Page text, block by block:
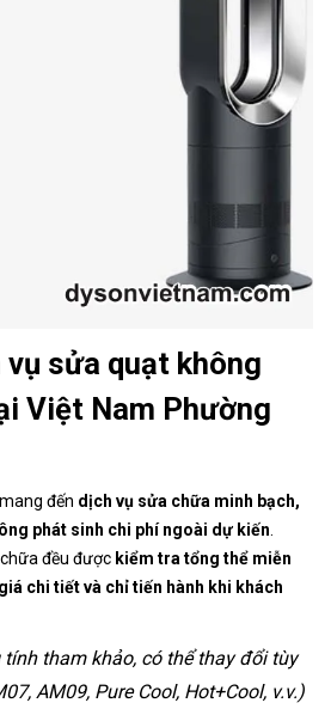
sửa quạt không
Việt Nam Phường
đến dịch vụ sửa chữa minh bạch,
phát sinh chi phí ngoài dự kiến.
đều được kiểm tra tổng thể miễn
chi tiết và chỉ tiến hành khi khách
tham khảo, có thể thay đổi tùy
AM09, Pure Cool, Hot+Cool, v.v.)